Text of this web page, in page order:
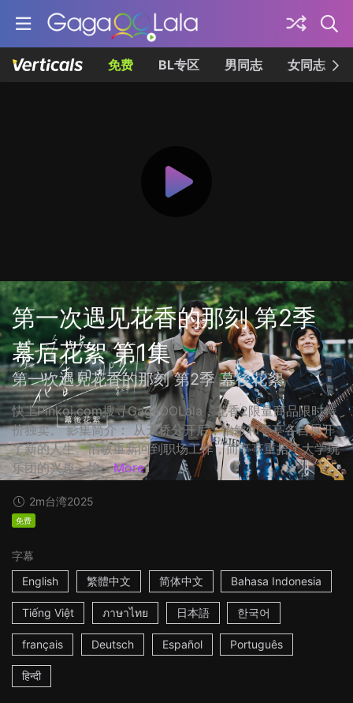
免费 BL专区 男同志 女同志
第一次遇见花香的那刻 第2季
幕后花絮 第1集
第一次遇見花香的那刻 第2季 幕後花絮
快上Pinkoi.com搜寻GagaOOLala，花香2限量商品限时特
价独卖。 影集简介： 从天桥分开后，怡敏和亭亭各自展开
了新的人生。怡敏重新回到职场工作，而亭亭重拾了大学玩
乐团的兴趣，怡... More
2m台湾2025
免费
字幕
English
繁體中文 简体中文 Bahasa Indonesia
Tiếng Việt ภาษาไทย 日本語 한국어
français Deutsch Español Português
हिन्दी